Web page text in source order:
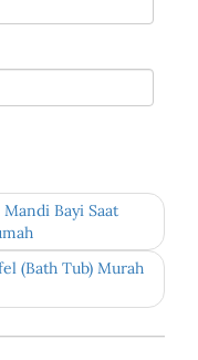
Bayi Saat
(Bath Tub) Murah